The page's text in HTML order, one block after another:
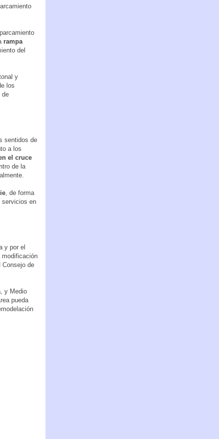
rampa
del
y
los
de
sentidos de
a los
el cruce
de la
, de forma
servicios en
y por el
modificación
Consejo de
y Medio
pueda